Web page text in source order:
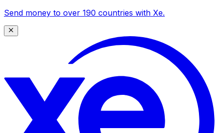
Send money to over 190 countries with Xe.